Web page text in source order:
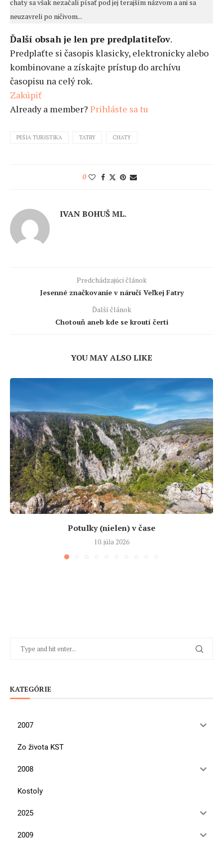
chaty sa však nezačali písať pod jej terajším názvom a ani sa
neuzavreli po ničivom...
Ďalší obsah je len pre predplatiteľov.
Predplaťte si časopis klasicky, elektronicky alebo
kombinovane a získajte prístup do archívu
časopisu na celý rok.
Zakúpiť
Already a member? Prihláste sa tu
PEŠIA TURISTIKA TATRY CHATY
0
IVAN BOHUŠ ML.
Predchádzajúci článok
Jesenné značkovanie v náručí Veľkej Fatry
Ďalší článok
Chotouň aneb kde se kroutí čerti
YOU MAY ALSO LIKE
Potulky (nielen) v čase
10. júla 2026
KATEGÓRIE
2007
Zo života KST
2008
Kostoly
2025
2009